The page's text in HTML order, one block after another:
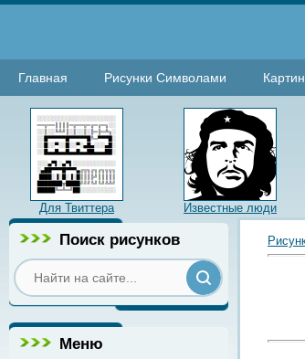
Главная Рисунки Символами
Для Твиттера Известные люди
Поиск рисунков
Меню